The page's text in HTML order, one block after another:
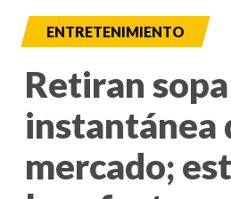
ENTRETENIMIENTO
Retiran sopa
instantánea
mercado;